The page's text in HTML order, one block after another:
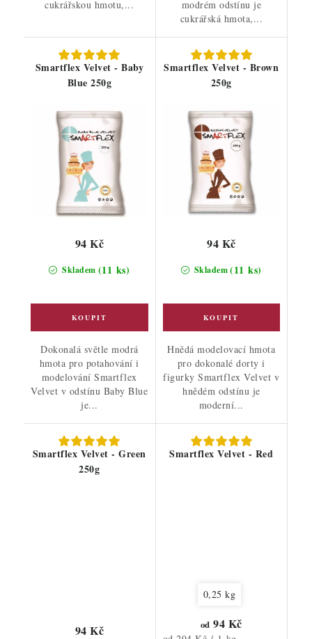
cukrářskou hmotu,...
modrém odstínu je
cukrářská hmota,...
Smartflex Velvet - Baby
Blue 250g
Skladem (11 ks)
94 Kč
Dokonalá světle modrá
hmota pro potahování i
modelování Smartflex
Velvet v odstínu Baby Blue
je...
Smartflex Velvet - Brown
250g
Skladem(11 ks)
94 Kč
Hnědá modelovací hmota
pro dokonalé dorty i
figurky Smartflex Velvet v
hnědém odstínu je
moderní...
Smartflex Velvet - Green
250g
94 Kč
Smartflex Velvet - Red
0,25 kg
od 94 Kč